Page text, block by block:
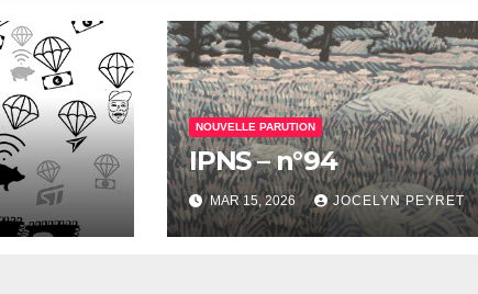
NOUVELLE PARUTION
IPNS – n°94
MAR 15, 2026 JOCELYN PEYRET